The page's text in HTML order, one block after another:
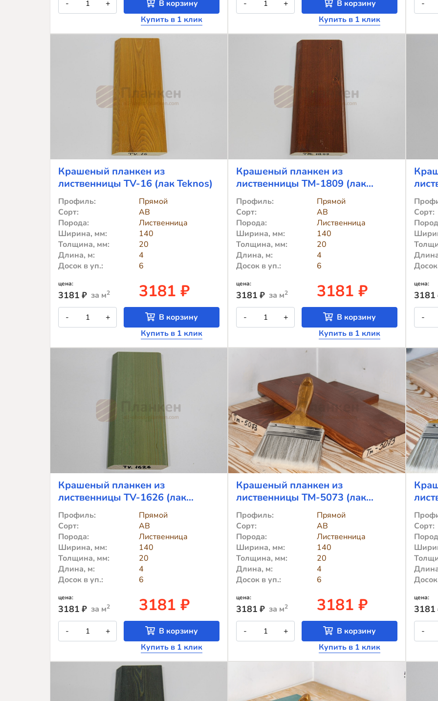
- товара
Прямой
лиственницы
190x20x4000
+
В корзину
Купить в 1 клик
- товара
Прямой
лиственницы
190x20x3000
+
В корзину
Купить в 1 клик
-
Крашеный планкен из
лиственницы TV-16 (лак Teknos)
Профиль:
Прямой
Сорт:
АВ
Порода:
Лиственница
Ширина, мм:
140
Толщина, мм:
20
Длина, м:
4
Досок в уп.:
6
цена:
3181 ₽ за м2 3181 ₽
-
Количество
товара
Крашеный
лиственницы
+
В корзину
Купить в 1 клик
Крашеный планкен из
лиственницы TM-1809 (лак
Teknos)
Профиль:
Прямой
Сорт:
АВ
Порода:
Лиственница
Ширина, мм:
140
Толщина, мм:
20
Длина, м:
4
Досок в уп.:
6
цена:
3181 ₽ за м2 3181 ₽
-
Количество
товара
Крашеный
лиственницы
Teknos)
+
В корзину
Купить в 1 клик
Сорт:
цена:
3181
-
Крашеный планкен из
лиственницы TV-1626 (лак
Teknos)
Профиль:
Прямой
Сорт:
АВ
Порода:
Лиственница
Ширина, мм:
140
Толщина, мм:
20
Длина, м:
4
Досок в уп.:
6
цена:
3181 ₽ за м2 3181 ₽
-
Количество
товара
Крашеный
лиственницы
+
В корзину
Купить в 1 клик
Крашеный планкен из
лиственницы TM-5073 (лак
Teknos)
Профиль:
Прямой
Сорт:
АВ
Порода:
Лиственница
Ширина, мм:
140
Толщина, мм:
20
Длина, м:
4
Досок в уп.:
6
цена:
3181 ₽ за м2 3181 ₽
-
Количество
товара
Крашеный
лиственницы
Teknos)
+
В корзину
Купить в 1 клик
Сорт:
цена:
3181
-